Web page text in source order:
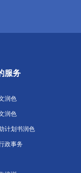
服务
润色
润色
计划书润色
政事务